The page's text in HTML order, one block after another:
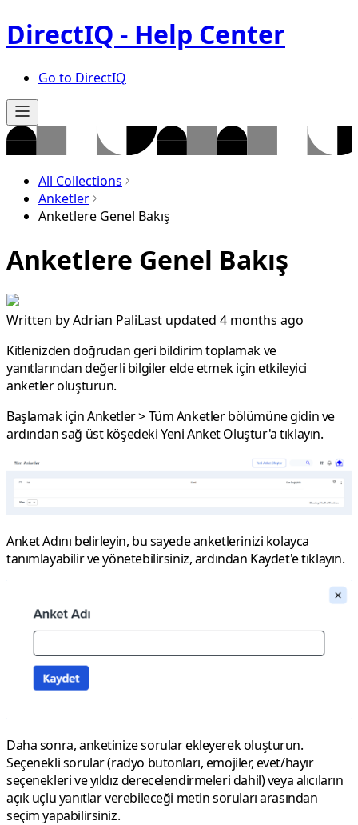
DirectIQ - Help Center
Go to DirectIQ
All Collections
Anketler
Anketlere Genel Bakış
Anketlere Genel Bakış
Written byAdrian PaliLast updated 4 months ago
Kitlenizden doğrudan geri bildirim toplamak ve
yanıtlarından değerli bilgiler elde etmek için etkileyici
anketler oluşturun.
Başlamak için Anketler > Tüm Anketler bölümüne gidin ve
ardından sağ üst köşedeki Yeni Anket Oluştur'a tıklayın.
Anket Adını belirleyin, bu sayede anketlerinizi kolayca
tanımlayabilir ve yönetebilirsiniz, ardından Kaydet'e tıklayın.
Daha sonra, anketinize sorular ekleyerek oluşturun.
Seçenekli sorular(radyo butonları, emojiler, evet/hayır
seçenekleri ve yıldız derecelendirmeleri dahil) veya alıcıların
açık uçlu yanıtlar verebileceği metin sorularıarasından
seçim yapabilirsiniz.